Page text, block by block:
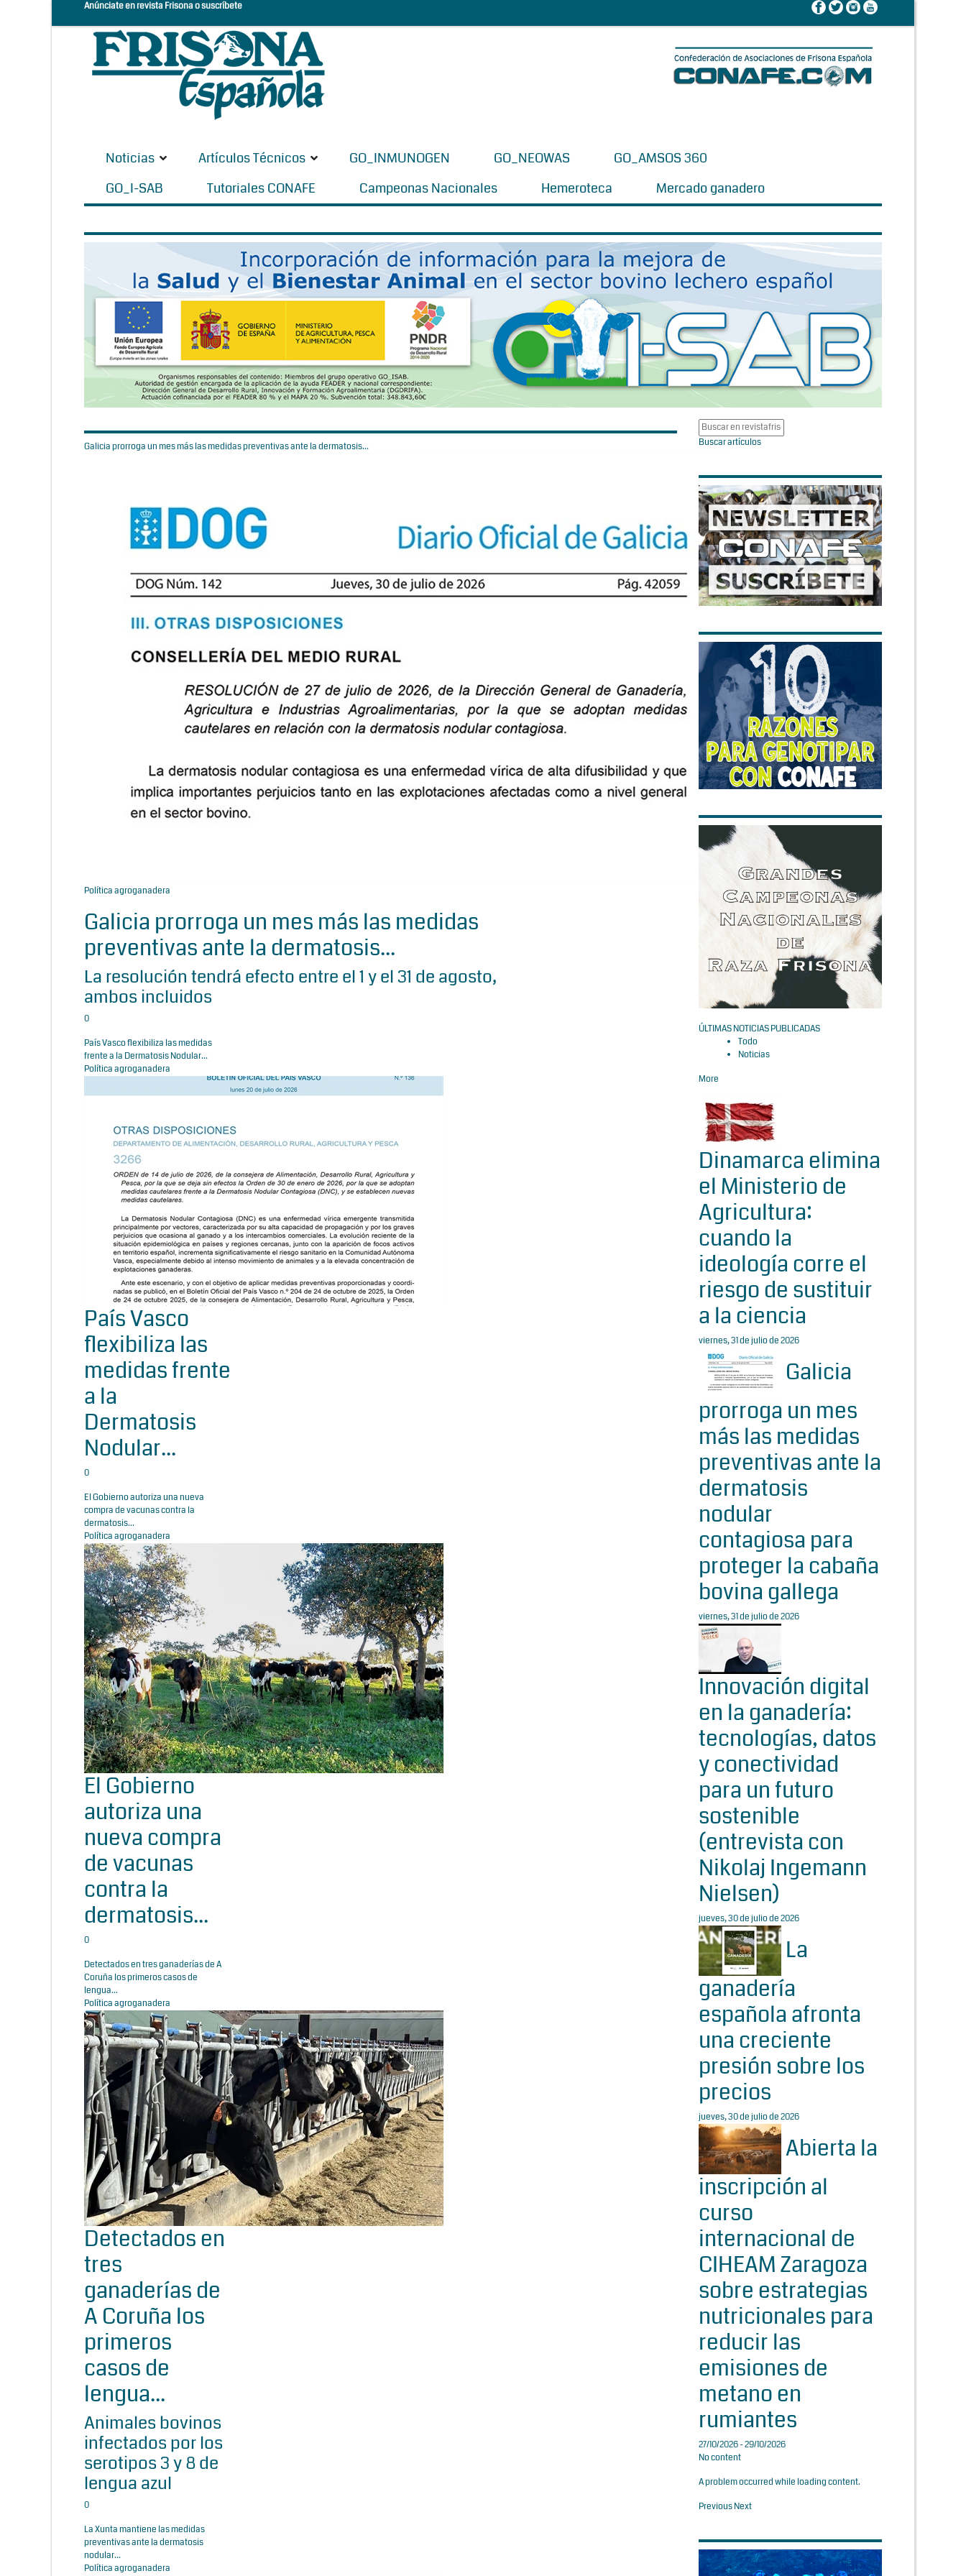
Anúnciate en revista Frisona o suscríbete
Noticias Artículos Técnicos GO_INMUNOGEN GO_NEOWAS
GO_AMSOS 360
GO_I-SAB
Tutoriales CONAFE Campeonas Nacionales Hemeroteca Mercado ganadero
Galicia prorroga un mes más las medidas preventivas ante la dermatosis...
Política agroganadera
Galicia prorroga un mes más las medidas
preventivas ante la dermatosis...
La resolución tendrá efecto entre el 1 y el 31 de agosto,
ambos incluidos
0
País Vasco flexibiliza las medidas
frente a la Dermatosis Nodular...
Política agroganadera
País Vasco
flexibiliza las
medidas frente
a la
Dermatosis
Nodular...
0
El Gobierno autoriza una nueva
compra de vacunas contra la
dermatosis...
Política agroganadera
El Gobierno
autoriza una
nueva compra
de vacunas
contra la
dermatosis...
0
Detectados en tres ganaderías de A
Coruña los primeros casos de
lengua...
Política agroganadera
Detectados en
tres
ganaderías de
A Coruña los
primeros
casos de
lengua...
Animales bovinos
infectados por los
serotipos 3 y 8 de
lengua azul
0
La Xunta mantiene las medidas
preventivas ante la dermatosis
nodular...
Política agroganadera
Buscar artículos
ÚLTIMAS NOTICIAS PUBLICADAS
Todo
Noticias
More
Dinamarca elimina
el Ministerio de
Agricultura:
cuando la
ideología corre el
riesgo de sustituir
a la ciencia
viernes, 31 de julio de 2026
Galicia
prorroga un mes
más las medidas
preventivas ante la
dermatosis
nodular
contagiosa para
proteger la cabaña
bovina gallega
viernes, 31 de julio de 2026
Innovación digital
en la ganadería:
tecnologías, datos
y conectividad
para un futuro
sostenible
(entrevista con
Nikolaj Ingemann
Nielsen)
jueves, 30 de julio de 2026
La
ganadería
española afronta
una creciente
presión sobre los
precios
jueves, 30 de julio de 2026
Abierta la
inscripción al
curso
internacional de
CIHEAM Zaragoza
sobre estrategias
nutricionales para
reducir las
emisiones de
metano en
rumiantes
27/10/2026 - 29/10/2026
No content
A problem occurred while loading content.
PreviousNext